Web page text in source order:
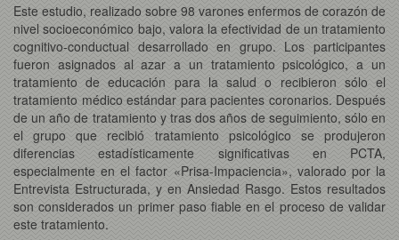
Este estudio, realizado sobre 98 varones enfermos de corazón de
nivel socioeconómico bajo, valora la efectividad de un tratamiento
cognitivo-conductual desarrollado en grupo. Los participantes
fueron asignados al azar a un tratamiento psicológico, a un
tratamiento de educación para la salud o recibieron sólo el
tratamiento médico estándar para pacientes coronarios. Después
de un año de tratamiento y tras dos años de seguimiento, sólo en
el grupo que recibió tratamiento psicológico se produjeron
diferencias estadísticamente significativas en PCTA,
especialmente en el factor «Prisa-Impaciencia», valorado por la
Entrevista Estructurada, y en Ansiedad Rasgo. Estos resultados
son considerados un primer paso fiable en el proceso de validar
este tratamiento.